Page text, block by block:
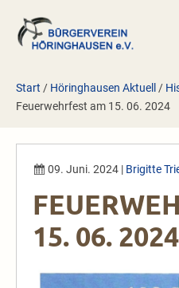
Inhalt
springen
Start / Höringhausen Aktuell /
Feuerwehrfest am 15. 06. 2024
09. Juni. 2024 | Brigitte
15. 06. 2024